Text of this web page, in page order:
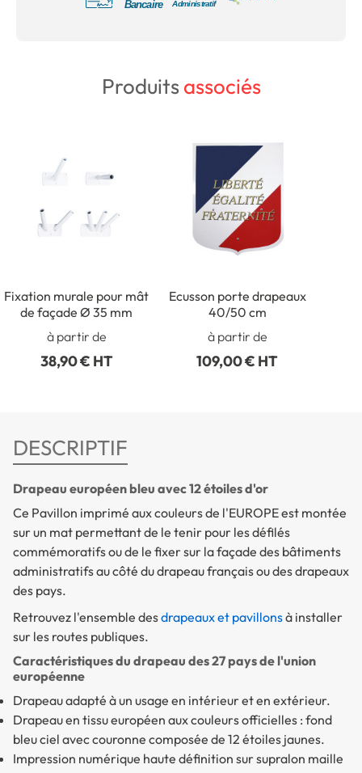
Produitsassociés
Fixation murale pour mât
de façade Ø 35 mm
à partir de
38,90 € HT
Ecusson porte drapeaux
40/50 cm
à partir de
109,00 € HT
DESCRIPTIF
Drapeau européen bleu avec 12 étoiles d'or
Ce Pavillon imprimé aux couleurs de l'EUROPE est montée
sur un mat permettant de le tenir pour les défilés
commémoratifs ou de le fixer sur la façade des bâtiments
administratifs au côté du drapeau français ou des drapeaux
des pays.
Retrouvez l'ensemble desdrapeaux et pavillonsà installer
sur les routes publiques.
Caractéristiques du drapeau des 27 pays de l'union
européenne
Drapeau adapté à un usage en intérieur et en extérieur.
Drapeau en tissu européen aux couleurs officielles : fond
bleu ciel avec couronne composée de 12 étoiles jaunes.
Impression numérique haute définition sur supralon maille